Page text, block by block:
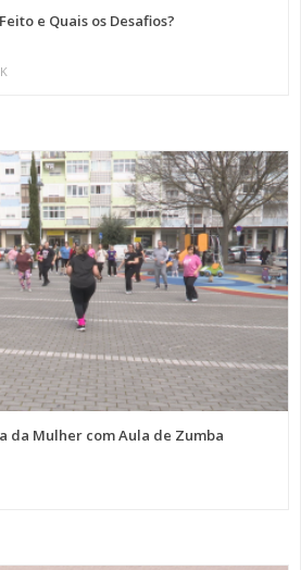
e Quais os Desafios?
da Mulher com Aula de Zumba